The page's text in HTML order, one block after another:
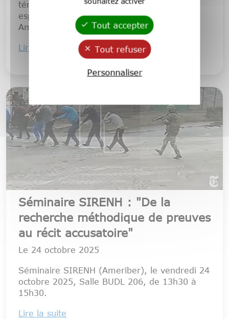
témoignage et l’étanchéité relative des
espaces culturels continentaux (Europe /
Amériques)
Lire la suite
Séminaire SIRENH : "De la
recherche méthodique de preuves
au récit accusatoire"
Le 24 octobre 2025
Séminaire SIRENH (Ameriber), le vendredi 24
octobre 2025, Salle BUDL 206, de 13h30 à
15h30.
Lire la suite
Tout accepter
Tout refuser
Personnaliser